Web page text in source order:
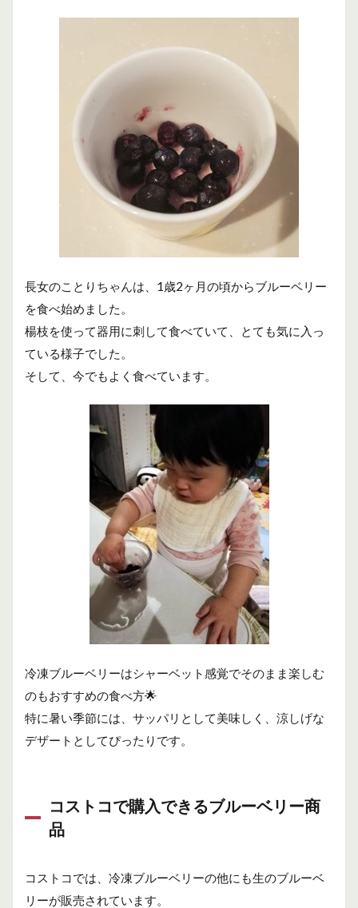
長女のことりちゃんは、1歳2ヶ月の頃からブルーベリー
を食べ始めました。
楊枝を使って器用に刺して食べていて、とても気に入っ
ている様子でした。
そして、今でもよく食べています。
冷凍ブルーベリーはシャーベット感覚でそのまま楽しむ
のもおすすめの食べ方🌟
特に暑い季節には、サッパリとして美味しく、涼しげな
デザートとしてぴったりです。
コストコで購入できるブルーベリー商
品
コストコでは、冷凍ブルーベリーの他にも生のブルーベ
リーが販売されています。